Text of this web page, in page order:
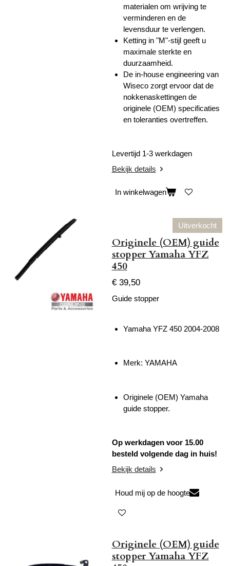
materialen om wrijving te
verminderen en de
levensduur te verlengen.
Ketting in "M"-stijl geeft u
maximale sterkte en
duurzaamheid.
De in-house engineering van
Wiseco zorgt ervoor dat de
nokkenaskettingen de
originele (OEM) specificaties
en toleranties overtreffen.
Levertijd 1-3 werkdagen
Bekijk details
In winkelwagen
Uitverkocht
Originele (OEM) guide
stopper Yamaha YFZ
450
€ 39,50
Guide stopper
Yamaha YFZ 450 2004-2008
Merk: YAMAHA
Originele (OEM) Yamaha
guide stopper.
Op werkdagen voor 15.00
besteld volgende dag in huis!
Bekijk details
Houd mij op de hoogte
Originele (OEM) guide
stopper Yamaha YFZ